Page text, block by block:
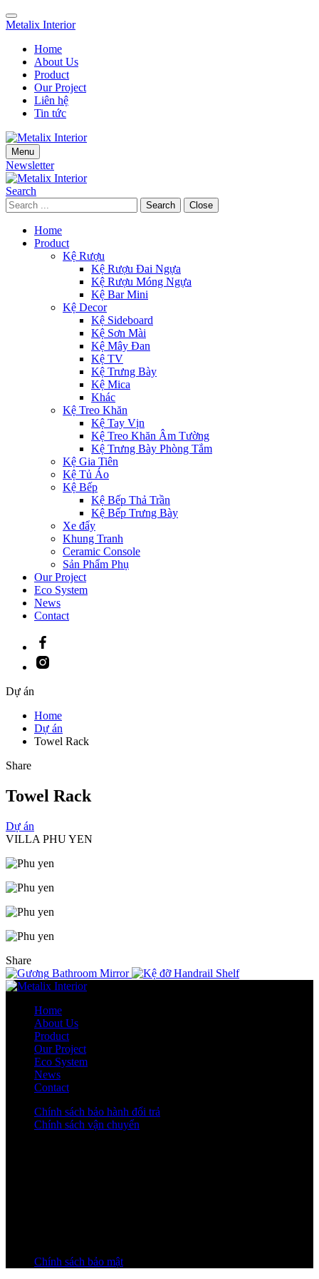
Skip
to
Skip
to
content
Metalix Interior
Home
About Us
Product
Our Project
Liên hệ
Tin tức
Menu
Newsletter
Search
Search Close
Home
Product
Kệ Rượu
Kệ Rượu Đai Ngựa
Kệ Rượu Móng Ngựa
Kệ Bar Mini
Kệ Decor
Kệ Sideboard
Kệ Sơn Mài
Kệ Mây Đan
Kệ TV
Kệ Trưng Bày
Kệ Mica
Khác
Kệ Treo Khăn
Kệ Tay Vịn
Kệ Treo Khăn Âm Tường
Kệ Trưng Bày Phòng Tắm
Kệ Gia Tiên
Kệ Tủ Áo
Kệ Bếp
Kệ Bếp Thả Trần
Kệ Bếp Trưng Bày
Xe đẩy
Khung Tranh
Ceramic Console
Sản Phẩm Phụ
Our Project
Eco System
News
Contact
Dự án
Home
Dự án
Towel Rack
Share
Towel Rack
Dự án
VILLA PHU YEN
Share
Bathroom Mirror
Handrail Shelf
Home
About Us
Product
Our Project
Eco System
News
Contact
Chính sách bảo hành đổi trả
Chính sách vận chuyển
Chính sách bảo mật